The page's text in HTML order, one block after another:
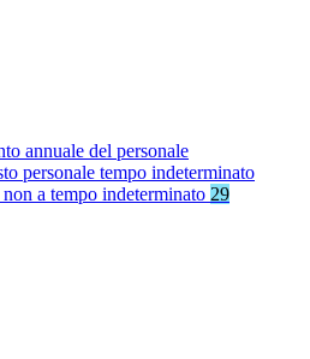
annuale del personale
personale tempo indeterminato
non a tempo indeterminato 29